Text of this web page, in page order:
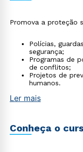
Promova a proteção
Polícias,
segurança;
Programas de
de conflitos;
Projetos de
humanos.
Ler mais
Conheça o